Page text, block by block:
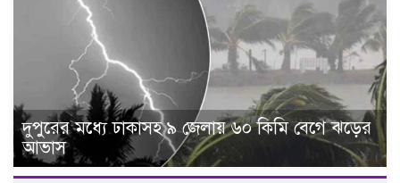
দুপুরের মধ্যে ঢাকাসহ ৯ জেলায় ৬০ কিমি বেগে ঝড়ের
আভাস